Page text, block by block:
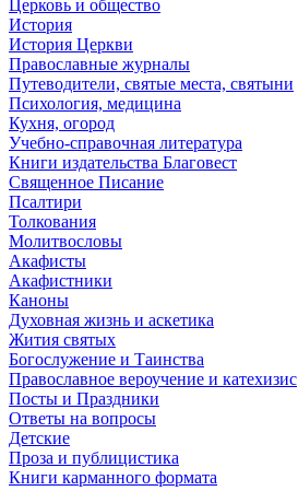
Церковь и общество
История
История Церкви
Православные журналы
Путеводители, святые места, святыни
Психология, медицина
Кухня, огород
Учебно-справочная литература
Книги издательства Благовест
Священное Писание
Псалтири
Толкования
Молитвословы
Акафисты
Акафистники
Каноны
Духовная жизнь и аскетика
Жития святых
Богослужение и Таинства
Православное вероучение и катехизис
Посты и Праздники
Ответы на вопросы
Детские
Проза и публицистика
Книги карманного формата